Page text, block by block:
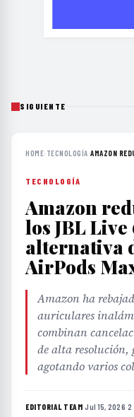
SIGUIENTE
HOME› TECNOLOGÍA›AMAZON
TECNOLOGÍA
Amazon
los JBL
alternativa
AirPods
Amazon ha
auriculares
combinan
de alta resolución,
agotando varios
EDITORIAL TEAM·Jul 15, 2026·2